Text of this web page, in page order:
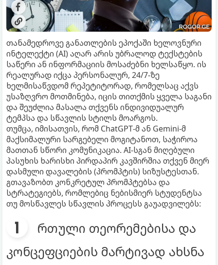
თანამედროვე განათლების ეპოქაში ხელოვნური
ინტელექტი (AI) აღარ არის უბრალოდ ტექსტების
საწერი ან ინფორმაციის მოსაძებნი ხელსაწყო. ის
რეალურად იქცა პერსონალურ, 24/7-ზე
ხელმისაწვდომ რეპეტიტორად, რომელსაც აქვს
უსაზღვრო მოთმინება, იცის თითქმის ყველა საგანი
და შეუძლია მასალა თქვენს ინდივიდუალურ
ტემპსა და სწავლის სტილს მოარგოს.
თუმცა, იმისათვის, რომ ChatGPT-მ ან Gemini-მ
მაქსიმალური სარგებელი მოგიტანოთ, საჭიროა
მათთან სწორი კომუნიკაცია. AI-სგან მიღებული
პასუხის ხარისხი პირდაპირ კავშირშია თქვენ მიერ
დასმული დავალების (პრომპტის) სიზუსტესთან.
გთავაზობთ კონკრეტულ პრომპტებსა და
სტრატეგიებს, რომლებიც ნებისმიერ სტუდენტსა
თუ მოსწავლეს სწავლის პროცესს გაუადვილებს:
რთული თეორემებისა და
კონცეფციების მარტივად ახსნა